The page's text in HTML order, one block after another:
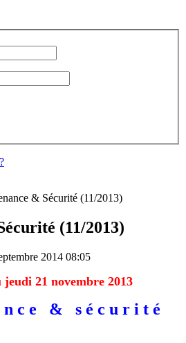
& Sécurité (11/2013)
(11/2013)
2014 08:05
jeudi 21 novembre 2013
n c e & s é c u r i t é